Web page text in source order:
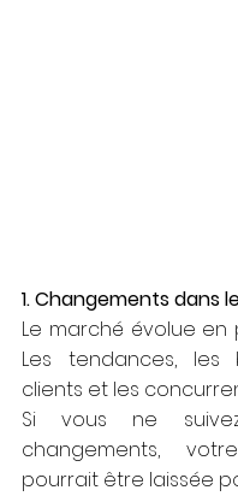
1. Changements dans
Le marché évolue en
Les tendances, les
clients et les
Si vous ne
changements,
pourrait être laissée